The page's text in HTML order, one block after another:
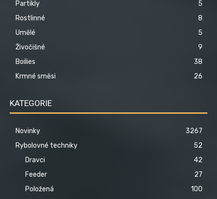
Partikly
5
Rostlinné
8
Umělé
5
Živočišné
9
Boilies
38
Krmné směsi
26
KATEGORIE
Novinky
3267
Rybolovné techniky
52
Dravci
42
Feeder
27
Položená
100